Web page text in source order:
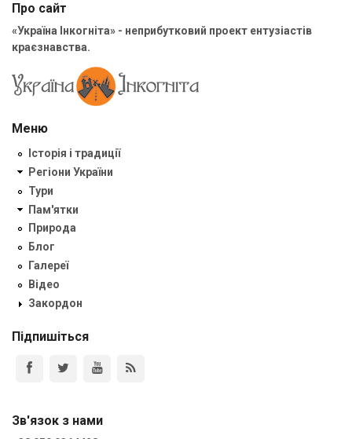
Про сайт
«Україна Інкогніта» - неприбутковий проект ентузіастів
краєзнавства.
Меню
Історія і традиції
Регіони України
Тури
Пам'ятки
Природа
Блог
Галереї
Відео
Закордон
Підпишіться
Зв'язок з нами